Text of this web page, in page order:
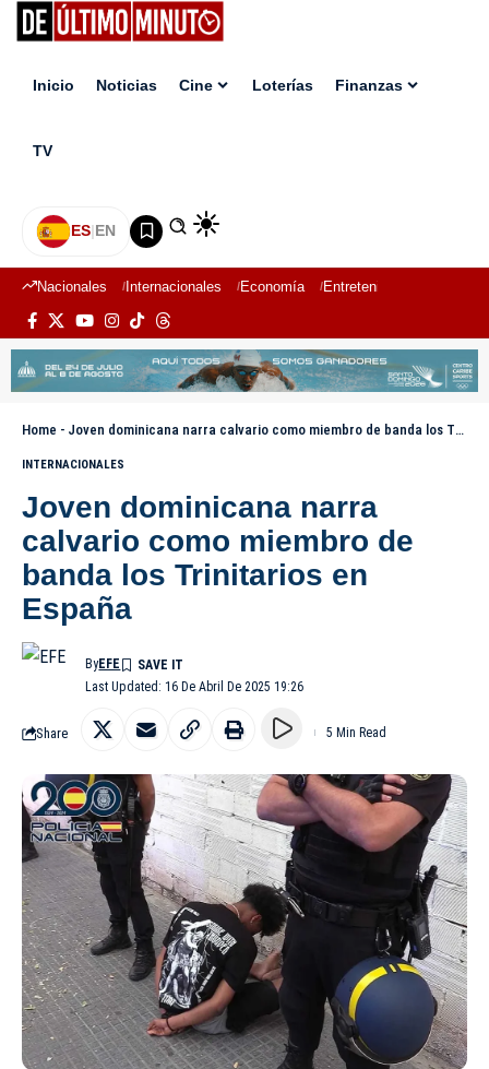
Inicio Noticias Cine Loterías Finanzas
TV
ES|EN
Nacionales Internacionales Economía Entretenimiento
Home - Joven dominicana narra calvario como miembro de banda los Trinitarios en España
INTERNACIONALES
Joven dominicana narra
calvario como miembro de
banda los Trinitarios en
España
Last Updated: 16 De Abril De 2025 19:26
ByEFE
Share 5 Min Read